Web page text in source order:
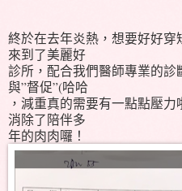
終於在去年炎熱，想要好好穿
來到了美麗好
診所，配合我們醫師專業的
與”督促”(哈哈
，減重真的需要有一點點壓
消除了陪伴多
年的肉肉囉！